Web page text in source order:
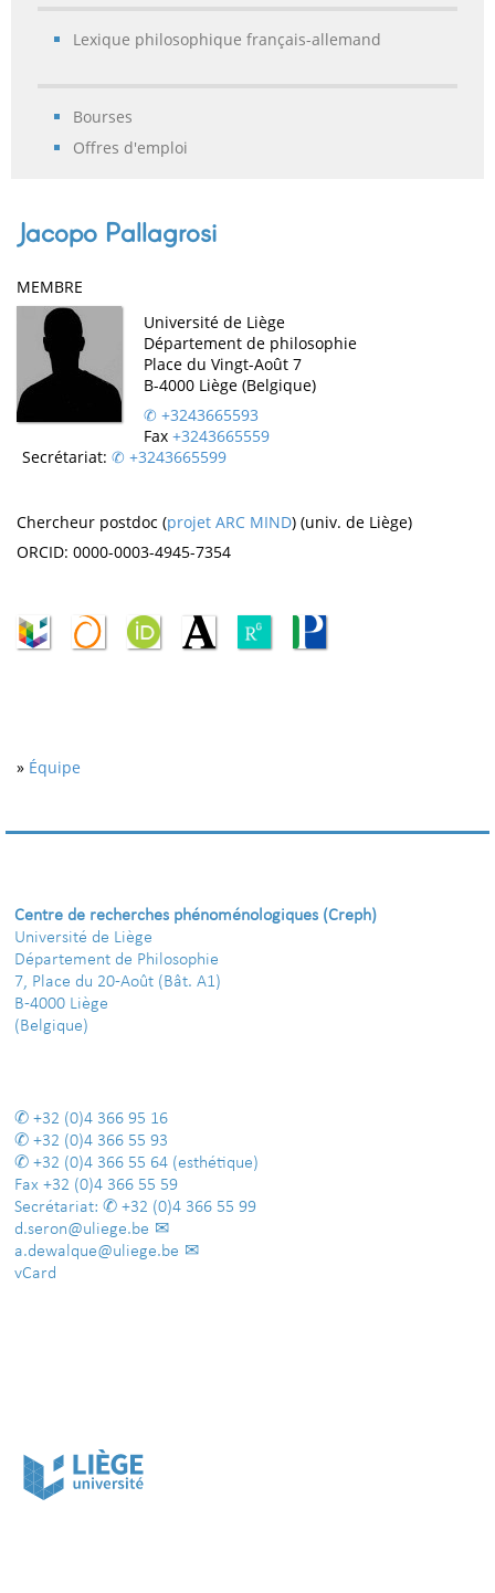
Lexique philosophique français-allemand
Bourses
Offres d'emploi
Jacopo Pallagrosi
MEMBRE
Université de Liège
Département de philosophie
Place du Vingt-Août 7
B-4000 Liège (Belgique)
+3243665593
Fax +3243665559
Secrétariat:
+3243665599
Chercheur postdoc (projet ARC MIND) (univ. de Liège)
ORCID: 0000-0003-4945-7354
» Équipe
Centre de recherches phénoménologiques (Creph)
Université de Liège
Département de Philosophie
7, Place du 20-Août (Bât. A1)
B-4000 Liège
(Belgique)
+32 (0)4 366 95 16
+32 (0)4 366 55 93
+32 (0)4 366 55 64 (esthétique)
Fax +32 (0)4 366 55 59
Secrétariat:
+32 (0)4 366 55 99
d.seron@uliege.be
a.dewalque@uliege.be
vCard